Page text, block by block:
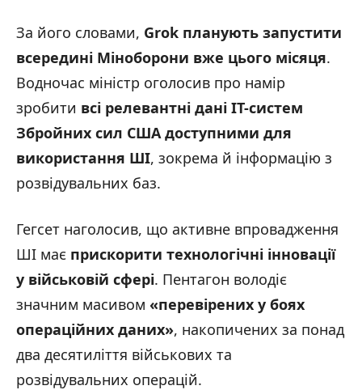
За його словами, Grok планують запустити
всередині Міноборони вже цього місяця.
Водночас міністр оголосив про намір
зробити всі релевантні дані ІТ-систем
Збройних сил США доступними для
використання ШІ, зокрема й інформацію з
розвідувальних баз.
Гегсет наголосив, що активне впровадження
ШІ має прискорити технологічні інновації
у військовій сфері. Пентагон володіє
значним масивом «перевірених у боях
операційних даних», накопичених за понад
два десятиліття військових та
розвідувальних операцій.